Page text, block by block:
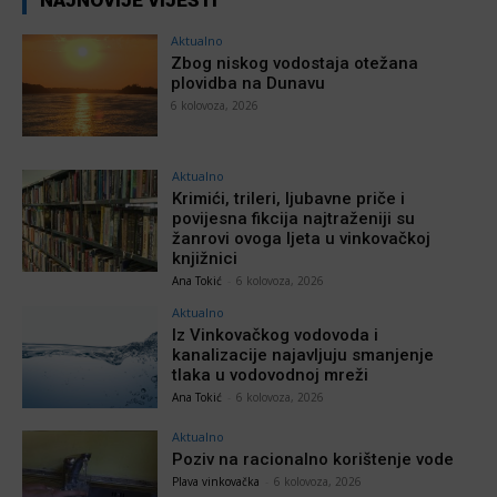
Aktualno
Zbog niskog vodostaja otežana
plovidba na Dunavu
6 kolovoza, 2026
Aktualno
Krimići, trileri, ljubavne priče i
povijesna fikcija najtraženiji su
žanrovi ovoga ljeta u vinkovačkoj
knjižnici
Ana Tokić 6 kolovoza, 2026
Aktualno
Iz Vinkovačkog vodovoda i
kanalizacije najavljuju smanjenje
tlaka u vodovodnoj mreži
Ana Tokić 6 kolovoza, 2026
Aktualno
Poziv na racionalno korištenje vode
Plava vinkovačka 6 kolovoza, 2026